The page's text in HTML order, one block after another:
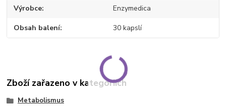
Výrobce Enzymedica
Obsah balení 30 kapslí
Zboží zařazeno v kategoriích
Metabolismus